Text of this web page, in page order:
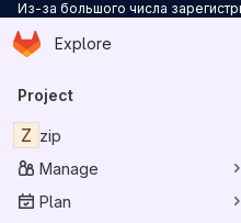
Из-за большого числа
Skip to main content
Homepage
Explore
Primary navigation
Project
Z zip
Manage
Plan